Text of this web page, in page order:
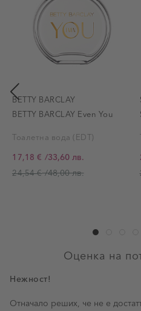
BETTY BARCLAY
BETTY BARCLAY Even You
Тоалетна вода (EDT)
Промо цена
17,18 € /33,60 лв.
24,54 €/48,00 лв.
Оценка на
Нежност!
Отначало реших, че не е